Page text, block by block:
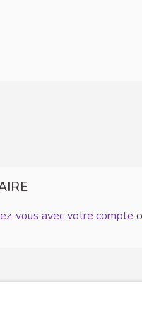
vous avec votre compte